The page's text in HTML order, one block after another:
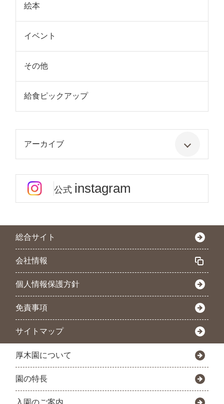
絵本
イベント
その他
給食ピックアップ
アーカイブ
公式 instagram
総合サイト
会社情報
個人情報保護方針
免責事項
サイトマップ
厚木園について
園の特長
入園のご案内